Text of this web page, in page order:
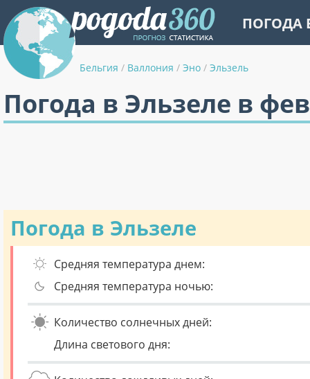
ПОГОДА
Бельгия / Валлония / Эно / Эльзель
Погода в Эльзеле в
Погода в Эльзеле
Средняя температура днем:
Средняя температура ночью:
Количество солнечных дней:
Длина светового дня: